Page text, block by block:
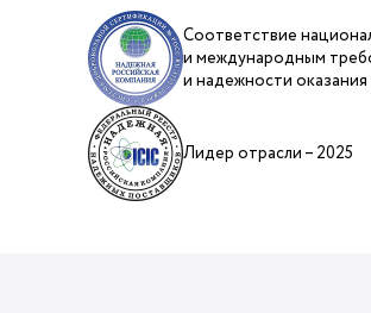
Соответствие
и международным
и надежности оказания
Лидер отрасли – 2025